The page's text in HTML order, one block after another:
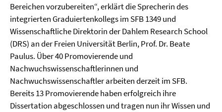
Bereichen vorzubereiten“, erklärt die Sprecherin des
integrierten Graduiertenkollegs im SFB 1349 und
Wissenschaftliche Direktorin der Dahlem Research School
(DRS) an der Freien Universität Berlin, Prof. Dr. Beate
Paulus. Über 40 Promovierende und
Nachwuchswissenschaftlerinnen und
Nachwuchswissenschaftler arbeiten derzeit im SFB.
Bereits 13 Promovierende haben erfolgreich ihre
Dissertation abgeschlossen und tragen nun ihr Wissen und